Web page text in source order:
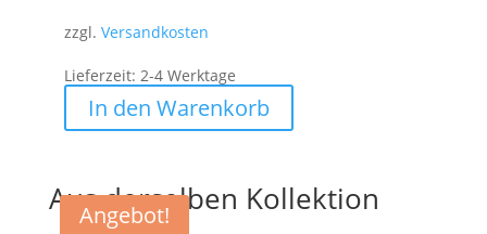
zzgl. Versandkosten
Lieferzeit: 2-4 Werktage
In den Warenkorb
Aus derselben Kollektion
Angebot!